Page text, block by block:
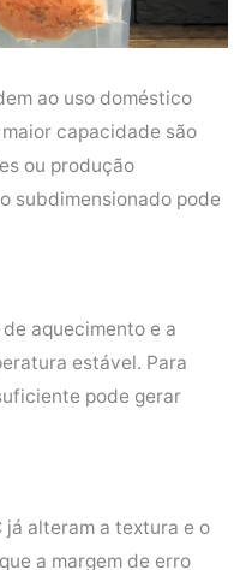
ao uso doméstico
capacidade são
ou produção
subdimensionado pode
aquecimento e a
estável. Para
pode gerar
já alteram a textura e o
a margem de erro